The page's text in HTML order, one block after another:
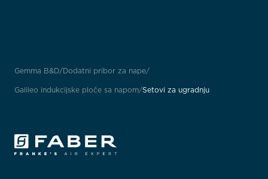
Gemma B&D Dodatni pribor za nape
Galileo indukcijske ploče sa napom Setovi za ugradnju